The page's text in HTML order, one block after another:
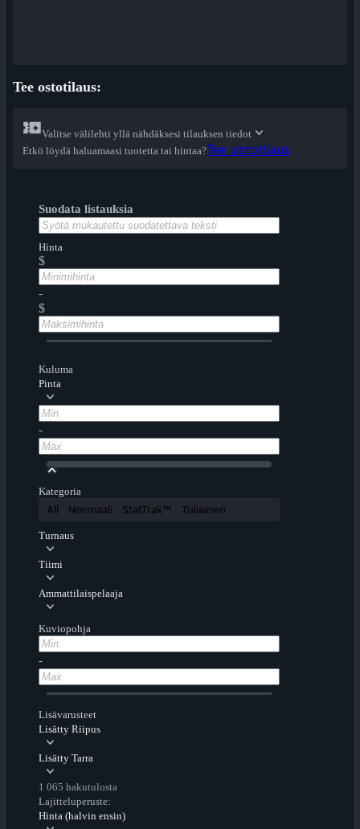
Tee ostotilaus:
Valitse välilehti yllä nähdäksesi tilauksen tiedot
Etkö löydä haluamaasi tuotetta tai hintaa?Tee ostotilaus
Suodata listauksia
Hinta
$
-
$
Kuluma
Pinta
-
Kategoria
All Normaali StatTrak™ Tuliainen
Turnaus
Tiimi
Ammattilaispelaaja
Kuviopohja
-
Lisävarusteet
Lisätty Riipus
Lisätty Tarra
1 065 hakutulosta
Lajitteluperuste:
Hinta (halvin ensin)